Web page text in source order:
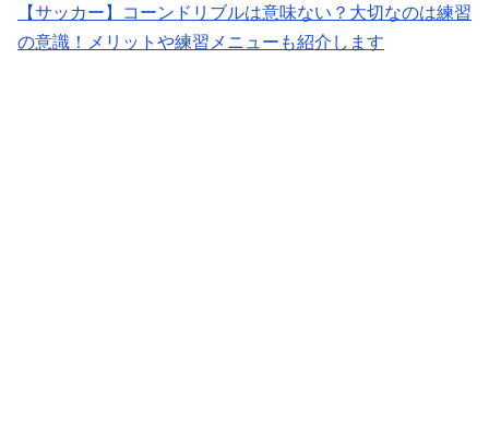
【サッカー】コーンドリブルは意味ない？大切なのは練習
の意識！メリットや練習メニューも紹介します